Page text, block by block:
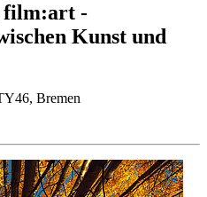
film:art -
Kunst und
Bremen